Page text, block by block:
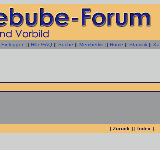
Einloggen || Hilfe/FAQ || Suche || Memberlist || Home || Statistik ||
[Zurück ] [Index ]